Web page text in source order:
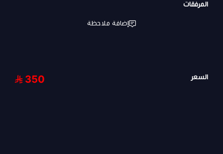
المرفقات
إضافة ملاحظة
السعر 350